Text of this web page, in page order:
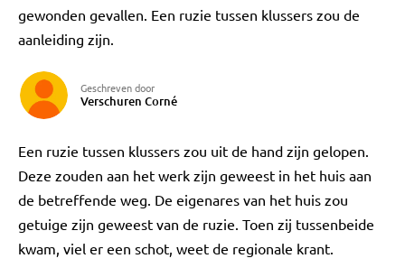
gewonden gevallen. Een ruzie tussen klussers zou de
aanleiding zijn.
Geschreven door
Verschuren Corné
Een ruzie tussen klussers zou uit de hand zijn gelopen.
Deze zouden aan het werk zijn geweest in het huis aan
de betreffende weg. De eigenares van het huis zou
getuige zijn geweest van de ruzie. Toen zij tussenbeide
kwam, viel er een schot, weet de regionale krant.